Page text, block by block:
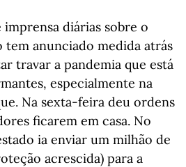
diárias sobre o
anunciado medida atrás
travar a pandemia que está
especialmente na
Na sexta-feira deu ordens
ficarem em casa. No
ia enviar um milhão de
acrescida) para a